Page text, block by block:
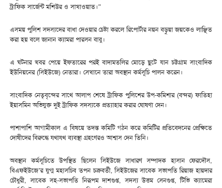
ট্রাফিক সার্জেন্ট মশিউর ও সাখাওয়াত।”
এসময় পুলিশ সদস্যদের বাধা দেওয়ার চেষ্টা করলে রিপোর্টার নয়ন বড়ুয়া জয়কেও লাঞ্ছিত
করা হয় বলে জানান ক্যামরা পারসন বাবু।
এ ঘটনার খবর পেয়ে ইফতারের পরই বাদামতলির মোড়ে ছুটে যান চট্টগ্রাম সাংবাদিক
ইউনিয়নের (সিইউজে) নেতারা। সেখানে তারা অবস্থান কর্মসূচি পালন করেন।
সাংবাদিক নেতৃবৃন্দের সাথে আলাপ শেষে ট্রাফিক পুলিশের উপ-কমিশার (বন্দর) ফাতিহা
ইয়াসমিন অভিযুক্ত দুই ট্রাফিক সদস্যকে প্রত্যাহার করার ঘোষণা দেন।
পাশাপাশি আগামীকাল এ বিষয়ে তদন্ত কমিটি গঠন করে কমিটির প্রতিবেদনের প্রেক্ষিতে
দোষীদের বিরুদ্ধে যথাযথ ব্যবস্থা গ্রহণেরও আশ্বাস দেন তিনি।
অবস্থান কর্মসূচিতে উপস্থিত ছিলেন সিইউজে সাধারণ সম্পাদক হাসান ফেরদৌস,
বিএফইউজে’র যুগ্ম মহাসচিব তপন চক্রবর্তী, সিইউজের সাবেক সভাপতি রিয়াজ হায়দার
চৌধুরী, সাবেক সহ-সভাপতি নিরূপম দাশগুপ্ত, সদস্য উত্তম সেনগুপ্ত, টিভি ক্যামেরা